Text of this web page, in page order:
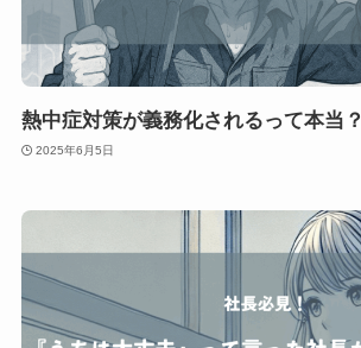
熱中症対策が義務化されるって本当？
2025年6月5日